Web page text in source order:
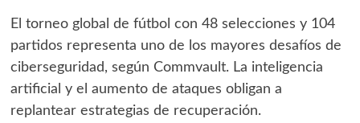
El torneo global de fútbol con 48 selecciones y 104
partidos representa uno de los mayores desafíos de
ciberseguridad, según Commvault. La inteligencia
artificial y el aumento de ataques obligan a
replantear estrategias de recuperación.